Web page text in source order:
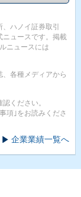
ハノイ証券取引
ニュースです。掲載
ニュースには
各種メディアから
ください。
項｣をお読みくださ
企業業績一覧へ